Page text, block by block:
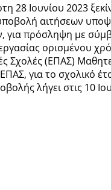
28 Ιουνίου 2023
αιτήσεων
για πρόσληψη με
ορισμένου
Σχολές (ΕΠΑΣ)
για το σχολικό
λήγει στις 10